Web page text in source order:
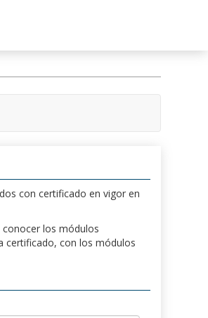
con certificado en vigor en
conocer los módulos
certificado, con los módulos